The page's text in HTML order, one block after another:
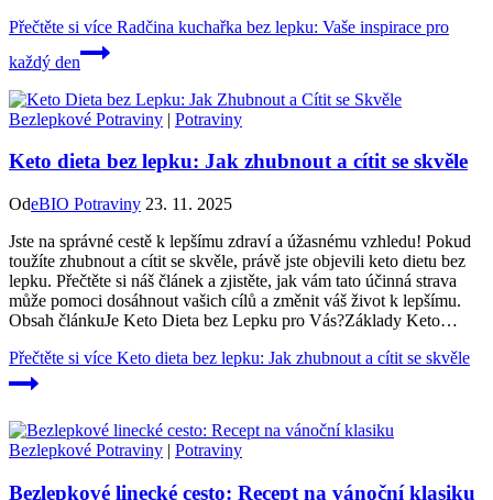
Přečtěte si více Radčina kuchařka bez lepku: Vaše inspirace pro
každý den
Bezlepkové Potraviny | Potraviny
Keto dieta bez lepku: Jak zhubnout a cítit se skvěle
OdeBIO Potraviny 23. 11. 2025
Jste⁢ na správné cestě⁣ k ‍lepšímu ⁤zdraví a úžasnému vzhledu! Pokud
toužíte zhubnout a‍ cítit‍ se skvěle, právě⁢ jste ‍objevili keto⁤ dietu‍ bez
lepku. Přečtěte si náš článek a zjistěte,⁣ jak vám tato ⁣účinná strava
‌může pomoci dosáhnout vašich cílů⁤ a změnit váš život k lepšímu.
Obsah článkuJe Keto Dieta bez Lepku pro Vás?Základy​ Keto…
Přečtěte si více Keto dieta bez lepku: Jak zhubnout a cítit se skvěle
Bezlepkové Potraviny | Potraviny
Bezlepkové linecké cesto: Recept na vánoční klasiku